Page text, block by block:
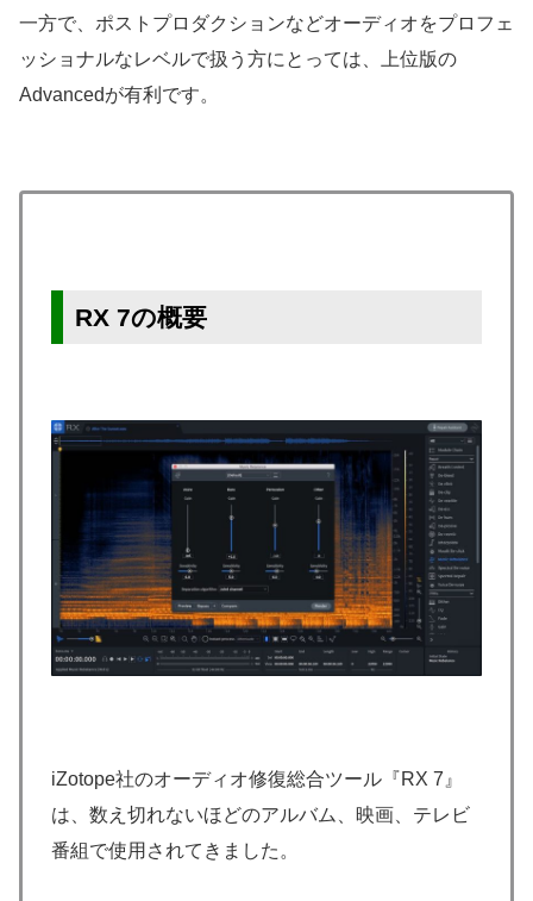
一方で、ポストプロダクションなどオーディオをプロフェ
ッショナルなレベルで扱う方にとっては、上位版の
Advancedが有利です。
RX 7の概要
iZotope社のオーディオ修復総合ツール『RX 7』
は、数え切れないほどのアルバム、映画、テレビ
番組で使用されてきました。